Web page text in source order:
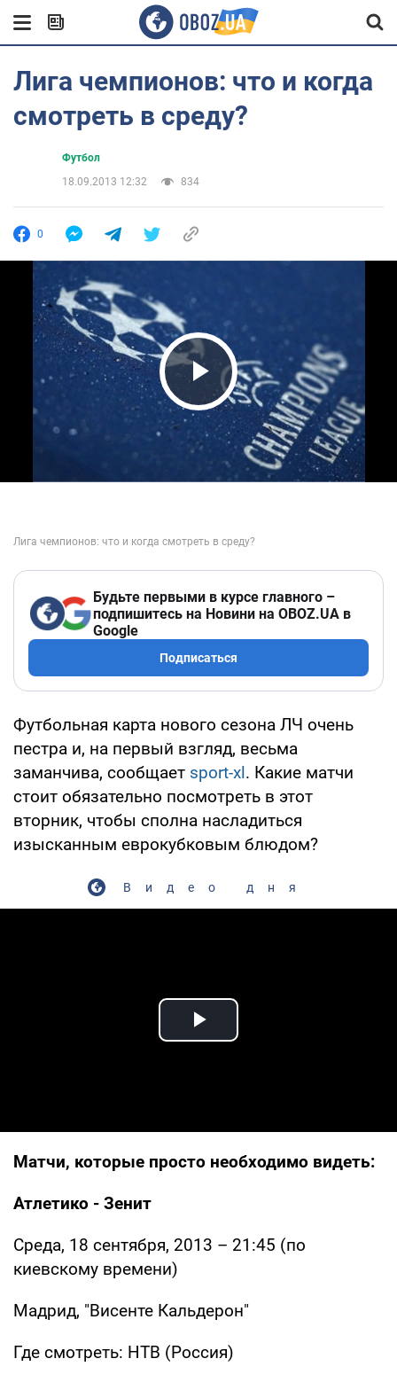
Лига чемпионов: что и когда
смотреть в среду?
Футбол
18.09.2013 12:32
834
0
Play Video
Будьте первыми в курсе главного –
подпишитесь на Новини на OBOZ.UA в
Google
Подписаться
Футбольная карта нового сезона ЛЧ очень
пестра и, на первый взгляд, весьма
заманчива, сообщает sport-xl. Какие матчи
стоит обязательно посмотреть в этот
вторник, чтобы сполна насладиться
изысканным еврокубковым блюдом?
Видео дня
Play Video
Матчи, которые просто необходимо видеть:
Атлетико - Зенит
Среда, 18 сентября, 2013 – 21:45 (по
киевскому времени)
Мадрид, "Висенте Кальдерон"
Где смотреть: НТВ (Россия)